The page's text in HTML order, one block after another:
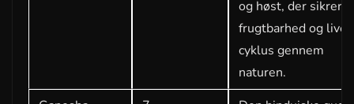
og høst, der sikrer
frugtbarhed og
cyklus gennem
naturen.